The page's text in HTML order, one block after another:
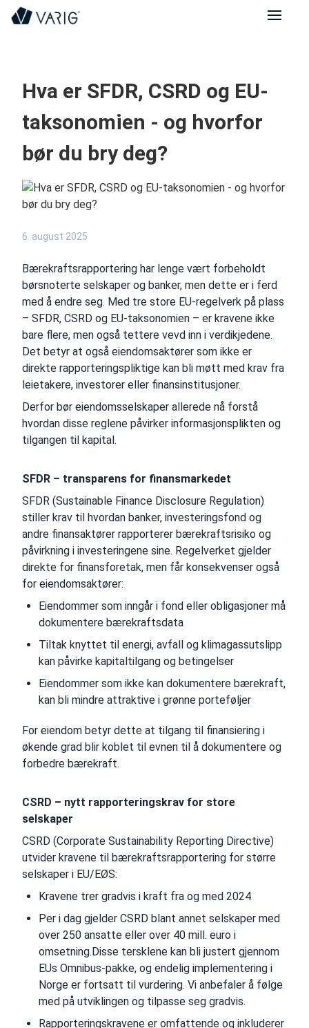
Hva er SFDR, CSRD og EU-
taksonomien - og hvorfor
bør du bry deg?
6. august 2025
Bærekraftsrapportering har lenge vært forbeholdt
børsnoterte selskaper og banker, men dette er i ferd
med å endre seg. Med tre store EU-regelverk på plass
– SFDR, CSRD og EU-taksonomien – er kravene ikke
bare flere, men også tettere vevd inn i verdikjedene.
Det betyr at også eiendomsaktører som ikke er
direkte rapporteringspliktige kan bli møtt med krav fra
leietakere, investorer eller finansinstitusjoner.
Derfor bør eiendomsselskaper allerede nå forstå
hvordan disse reglene påvirker informasjonsplikten og
tilgangen til kapital.
SFDR – transparens for finansmarkedet
SFDR (Sustainable Finance Disclosure Regulation)
stiller krav til hvordan banker, investeringsfond og
andre finansaktører rapporterer bærekraftsrisiko og
påvirkning i investeringene sine. Regelverket gjelder
direkte for finansforetak, men får konsekvenser også
for eiendomsaktører:
Eiendommer som inngår i fond eller obligasjoner må
dokumentere bærekraftsdata
Tiltak knyttet til energi, avfall og klimagassutslipp
kan påvirke kapitaltilgang og betingelser
Eiendommer som ikke kan dokumentere bærekraft,
kan bli mindre attraktive i grønne porteføljer
For eiendom betyr dette at tilgang til finansiering i
økende grad blir koblet til evnen til å dokumentere og
forbedre bærekraft.
CSRD – nytt rapporteringskrav for store
selskaper
CSRD (Corporate Sustainability Reporting Directive)
utvider kravene til bærekraftsrapportering for større
selskaper i EU/EØS:
Kravene trer gradvis i kraft fra og med 2024
Per i dag gjelder CSRD blant annet selskaper med
over 250 ansatte eller over 40 mill. euro i
omsetning.Disse tersklene kan bli justert gjennom
EUs Omnibus-pakke, og endelig implementering i
Norge er fortsatt til vurdering. Vi anbefaler å følge
med på utviklingen og tilpasse seg gradvis.
Rapporteringskravene er omfattende og inkluderer